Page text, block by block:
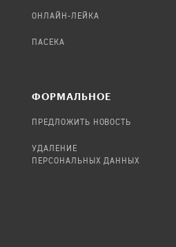
ОНЛАЙН-ЛЕЙКА
ПАСЕКА
ФОРМАЛЬНОЕ
ПРЕДЛОЖИТЬ НОВОСТЬ
УДАЛЕНИЕ
ПЕРСОНАЛЬНЫХ ДАННЫХ